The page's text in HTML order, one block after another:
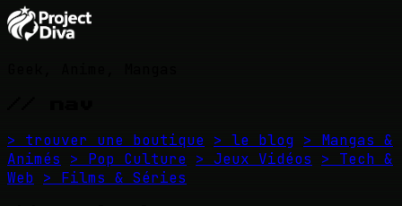
> trouver une boutique > le blog > Mangas &
Animés
> Pop Culture > Jeux Vidéos
> Tech &
Web > Films & Séries